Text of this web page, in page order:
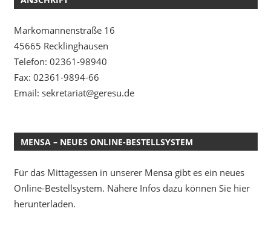
Markomannenstraße 16
45665 Recklinghausen
Telefon: 02361-98940
Fax: 02361-9894-66
Email: sekretariat@geresu.de
MENSA – NEUES ONLINE-BESTELLSYSTEM
Für das Mittagessen in unserer Mensa gibt es ein neues
Online-Bestellsystem. Nähere Infos dazu können Sie hier
herunterladen.